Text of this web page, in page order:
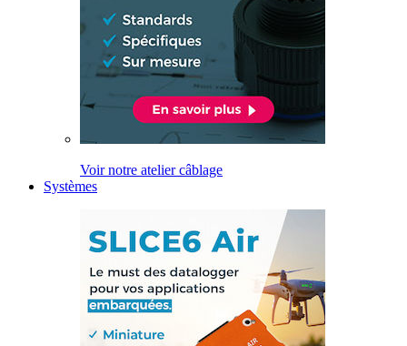
Voir notre atelier câblage
Systèmes